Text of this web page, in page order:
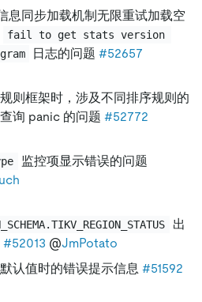
息同步加载机制无限重试加载空
fail to get stats version
日志的问题#52657
则框架时，涉及不同排序规则的
询 panic 的问题 #52772
监控项显示错误的问题
出
#52013 @JmPotato
认值时的错误提示信息 #51592